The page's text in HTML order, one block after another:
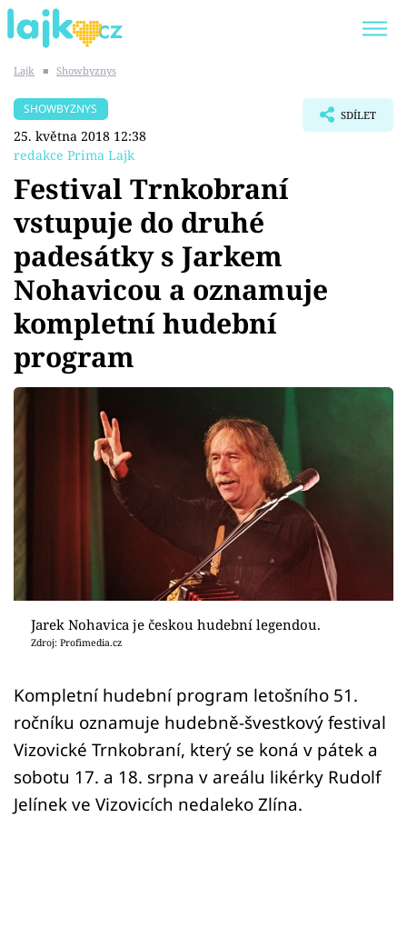
SHOPAHOLICADEL
Témata
Showbyznys
Youtubeři
Virály
Sex a vztahy
Sledujte prima+
Sledujte nás
Lajk ■ Showbyznys
SHOWBYZNYS
25. května 2018 12:38
redakce Prima Lajk
SDÍLET
Festival Trnkobraní
vstupuje do druhé
padesátky s Jarkem
Nohavicou a oznamuje
kompletní hudební
program
Jarek Nohavica je českou hudební legendou.
Zdroj: Profimedia.cz
Kompletní hudební program letošního 51.
ročníku oznamuje hudebně-švestkový festival
Vizovické Trnkobraní, který se koná v pátek a
sobotu 17. a 18. srpna v areálu likérky Rudolf
Jelínek ve Vizovicích nedaleko Zlína.